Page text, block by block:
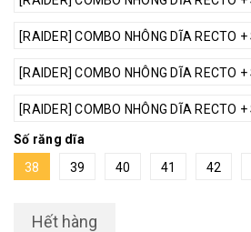
[RAIDER] COMBO NHÔNG DĨA RECTO
[RAIDER] COMBO NHÔNG DĨA RECTO
[RAIDER] COMBO NHÔNG DĨA RECTO
Số răng dĩa
38
39 40 41 42
Hết hàng